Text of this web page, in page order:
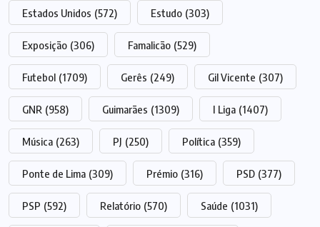
Estados Unidos (572) Estudo (303)
Exposição (306) Famalicão (529)
Futebol (1709) Gerês (249) Gil Vicente (307)
GNR (958) Guimarães (1309) I Liga (1407)
Música (263) PJ (250) Política (359)
Ponte de Lima (309) Prémio (316) PSD (377)
PSP (592) Relatório (570) Saúde (1031)